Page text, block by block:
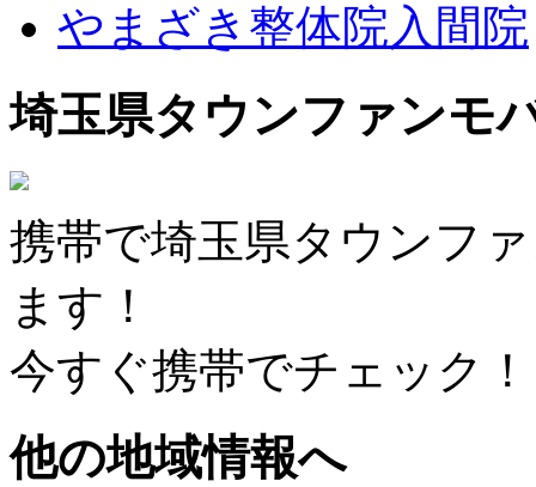
やまざき整体院入間院
埼玉県タウンファンモ
携帯で埼玉県タウンフ
ます！
今すぐ携帯でチェック！
他の地域情報へ